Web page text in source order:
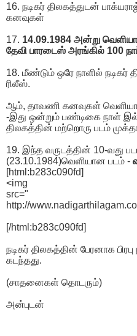
16. நடிகர் திலகத்துடன்
கனவுகள்
17. 14.09.1984 அன்று
தேவி பாரடைஸ் அரங்கில் 100
18. மீண்டும் ஒரே நாளில்
ரிலீஸ்.
ஆம், தாவணி கனவுகள்
-இது ஒன்றும் பண்டிகை நாள்
திலகத்தின் மற்றொரு படம் முக்தா
19. இந்த வருடத்தின் 10-வது
(23.10.1984)வெளியான படம் -
[html:b283c090fd]
<img
src="
http://
[/html:b283c090fd]
நடிகர் திலகத்தின் பேரனாக
கடந்தது.
(சாதனைகள் தொடரும்)
அன்புடன்